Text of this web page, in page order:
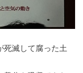
死滅して腐った土